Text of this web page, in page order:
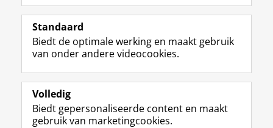
Volg de RUG
F
a
e
b
o
p
a
L
i
k
e
I
-
p
R
S
-
f
e
R
I
n
t
r
m
Y
o
T
e
k
Studiekiezers
Alumni
Over ons
Standaard
Biedt de optimale werking en maakt gebruik
van onder andere videocookies.
Volledig
Biedt gepersonaliseerde content en maakt
gebruik van marketingcookies.